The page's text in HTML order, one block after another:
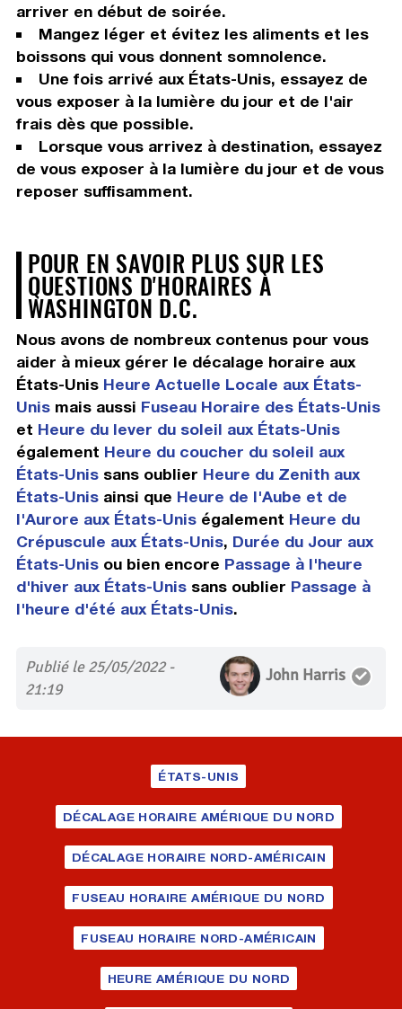
arriver en début de soirée.
Mangez léger et évitez les aliments et les
boissons qui vous donnent somnolence.
Une fois arrivé aux États-Unis, essayez de
vous exposer à la lumière du jour et de l'air
frais dès que possible.
Lorsque vous arrivez à destination, essayez
de vous exposer à la lumière du jour et de vous
reposer suffisamment.
POUR EN SAVOIR PLUS SUR LES
QUESTIONS D'HORAIRES À
WASHINGTON D.C.
Nous avons de nombreux contenus pour vous
aider à mieux gérer le décalage horaire aux
États-Unis Heure Actuelle Locale aux États-
Unismais aussi Fuseau Horaire des États-Unis
et Heure du lever du soleil aux États-Unis
également Heure du coucher du soleil aux
États-Unissans oublier Heure du Zenith aux
États-Unisainsi que Heure de l'Aube et de
l'Aurore aux États-Uniségalement Heure du
Crépuscule aux États-Unis, Durée du Jour aux
États-Unisou bien encore Passage à l'heure
d'hiver aux États-Unissans oublier Passage à
l'heure d'été aux États-Unis.
Publié le 25/05/2022 -
21:19
John Harris
ÉTATS-UNIS
DÉCALAGE HORAIRE AMÉRIQUE DU NORD
DÉCALAGE HORAIRE NORD-AMÉRICAIN
FUSEAU HORAIRE AMÉRIQUE DU NORD
FUSEAU HORAIRE NORD-AMÉRICAIN
HEURE AMÉRIQUE DU NORD